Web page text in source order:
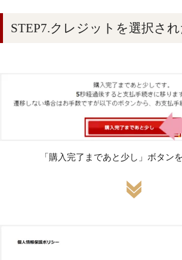
STEP7.クレジットを選択さ
「購入完了まであと少し」ボタン